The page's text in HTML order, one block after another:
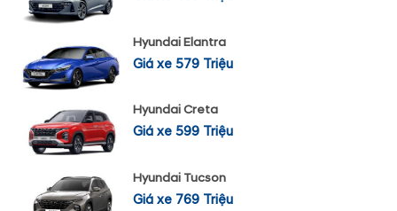
Hyundai Elantra
Giá xe 579 Triệu
Hyundai Creta
Giá xe 599 Triệu
Hyundai Tucson
Giá xe 769 Triệu